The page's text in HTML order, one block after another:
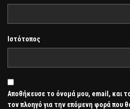
Ιστότοπος
Αποθήκευσε το όνομά μου, email, και
τον πλοηγό για την επόμενη φορά που